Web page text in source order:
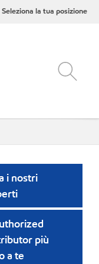
Seleziona la tua posizione
i nostri
più
a te